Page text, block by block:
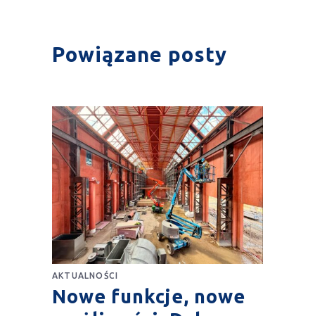
Powiązane posty
AKTUALNOŚCI
Nowe funkcje, nowe